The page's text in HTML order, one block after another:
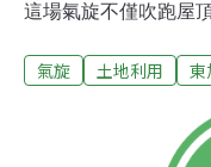
這場氣旋不僅吹跑屋
（Gita）挾帶風速每
感到驚駭。國家緊急
Office）的肯納（
氣旋 土地利用 東